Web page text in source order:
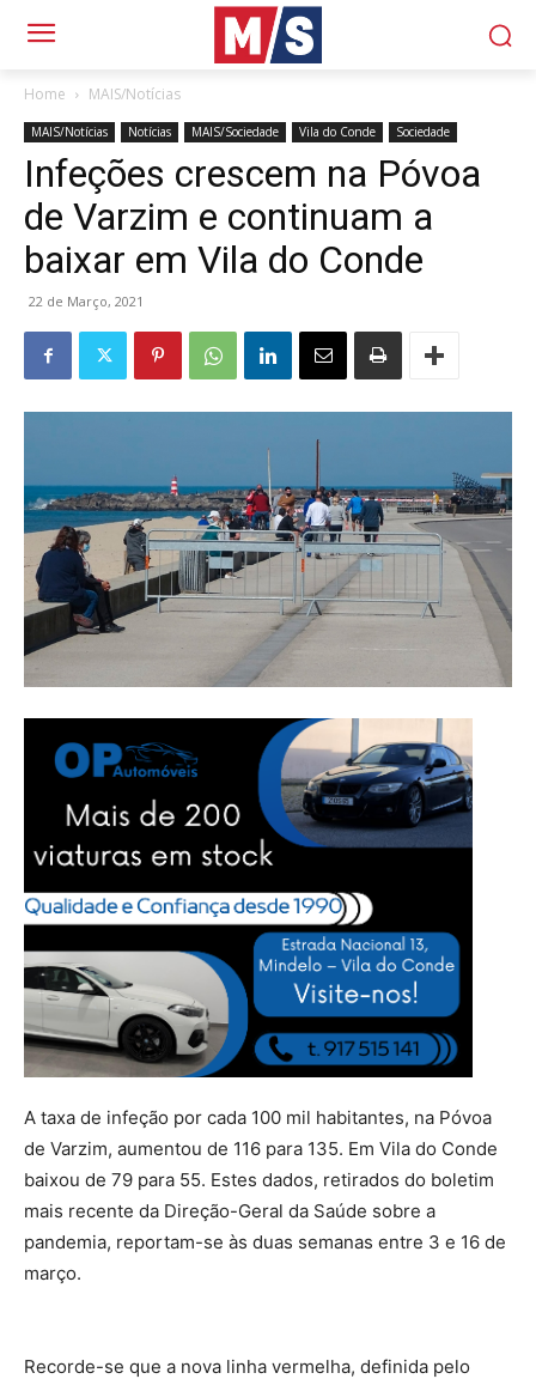
Home MAIS/Notícias
MAIS/Notícias Notícias MAIS/Sociedade Vila do Conde Sociedade
Infeções crescem na Póvoa
de Varzim e continuam a
baixar em Vila do Conde
22 de Março, 2021
A taxa de infeção por cada 100 mil habitantes, na Póvoa
de Varzim, aumentou de 116 para 135. Em Vila do Conde
baixou de 79 para 55. Estes dados, retirados do boletim
mais recente da Direção-Geral da Saúde sobre a
pandemia, reportam-se às duas semanas entre 3 e 16 de
março.
Recorde-se que a nova linha vermelha, definida pelo